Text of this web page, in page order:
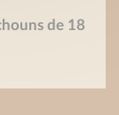
de 18